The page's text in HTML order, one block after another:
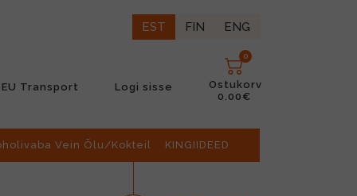
EST FIN ENG
EU Transport Logi sisse
0
Ostukorv
0.00€
Vein Õlu/Kokteil KINGIIDEED